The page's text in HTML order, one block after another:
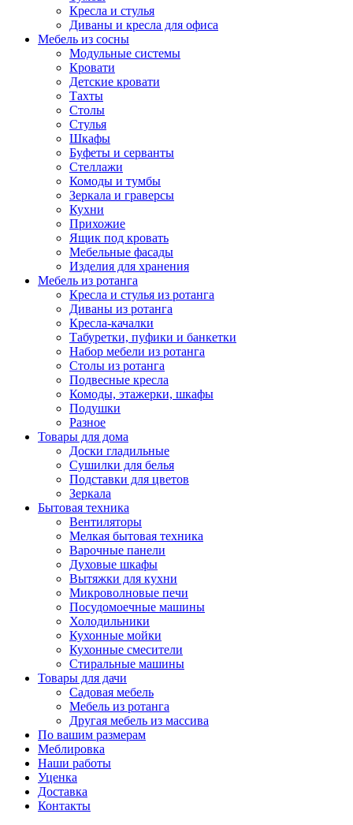
Кресла и стулья
Диваны и кресла для офиса
Мебель из сосны
Модульные системы
Кровати
Детские кровати
Тахты
Столы
Стулья
Шкафы
Буфеты и серванты
Стеллажи
Комоды и тумбы
Зеркала и граверсы
Кухни
Прихожие
Ящик под кровать
Мебельные фасады
Изделия для хранения
Мебель из ротанга
Кресла и стулья из ротанга
Диваны из ротанга
Кресла-качалки
Табуретки, пуфики и банкетки
Набор мебели из ротанга
Столы из ротанга
Подвесные кресла
Комоды, этажерки, шкафы
Подушки
Разное
Товары для дома
Доски гладильные
Сушилки для белья
Подставки для цветов
Зеркала
Бытовая техника
Вентиляторы
Мелкая бытовая техника
Варочные панели
Духовые шкафы
Вытяжки для кухни
Микроволновые печи
Посудомоечные машины
Холодильники
Кухонные мойки
Кухонные смесители
Стиральные машины
Товары для дачи
Садовая мебель
Мебель из ротанга
Другая мебель из массива
По вашим размерам
Меблировка
Наши работы
Уценка
Доставка
Контакты